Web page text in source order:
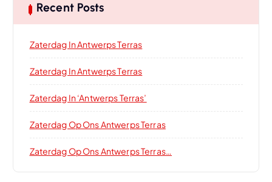
Recent Posts
Zaterdag In Antwerps Terras
Zaterdag In Antwerps Terras
Zaterdag In ‘Antwerps Terras’
Zaterdag Op Ons Antwerps Terras
Zaterdag Op Ons Antwerps Terras…